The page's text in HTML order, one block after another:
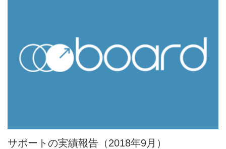
サポートの実績報告（2018年9月）